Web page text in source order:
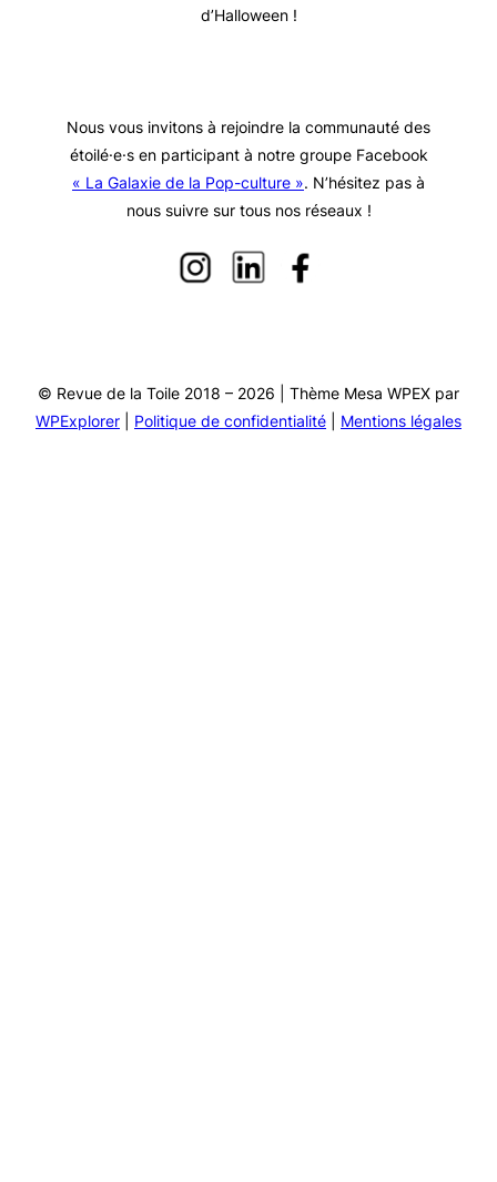
d’Halloween !
Nous vous invitons à rejoindre la communauté des
étoilé·e·s en participant à notre groupe Facebook
« La Galaxie de la Pop-culture ». N’hésitez pas à
nous suivre sur tous nos réseaux !
© Revue de la Toile 2018 – 2026 | Thème Mesa WPEX par
WPExplorer
Politique de confidentialité Mentions légales